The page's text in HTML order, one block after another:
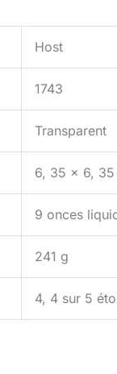
Host
1743
Transparent
6, 35 x 6,
9 onces
241 g
4, 4 sur 5